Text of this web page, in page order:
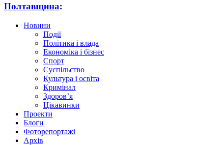
Полтавщина:
Новини
Події
Політика і влада
Економіка і бізнес
Спорт
Суспільство
Культура і освіта
Кримінал
Здоров’я
Цікавинки
Проекти
Блоги
Фоторепортажі
Архів